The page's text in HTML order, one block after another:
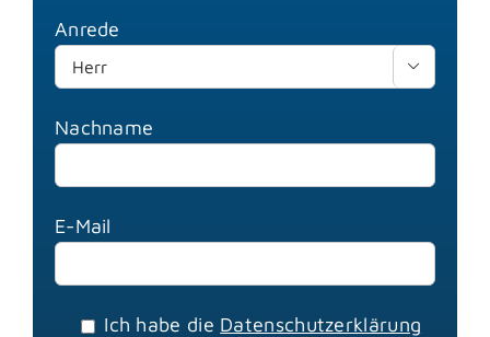
Anrede

Nachname
E-Mail
Ich habe die Datenschutzerklärung